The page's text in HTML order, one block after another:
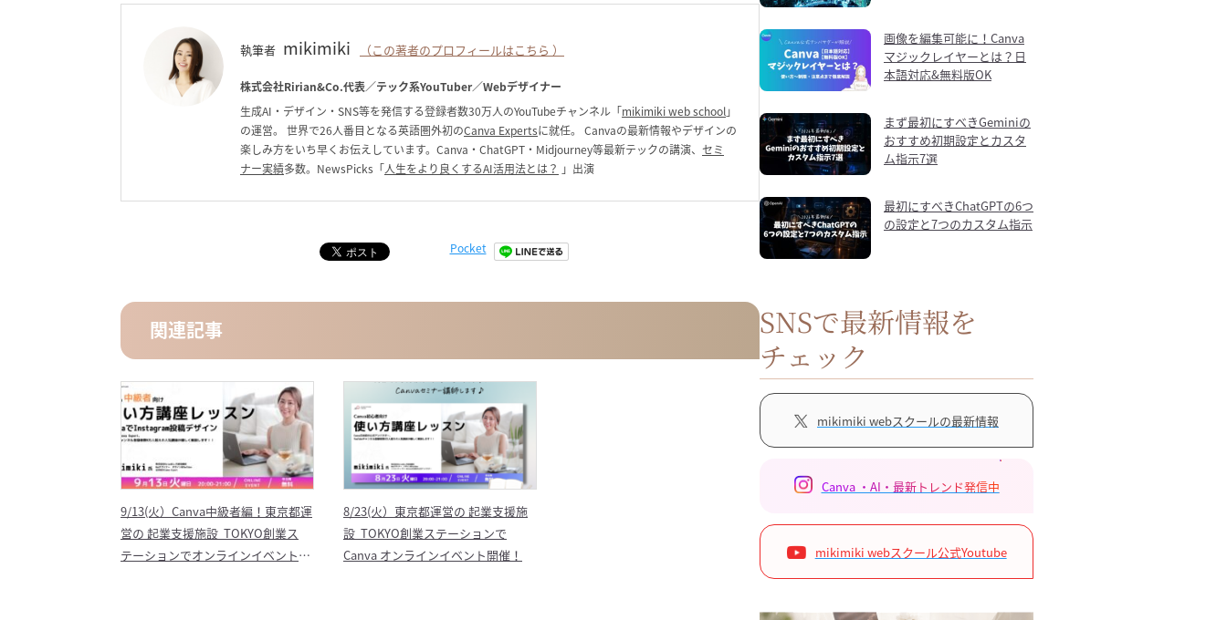
執筆者 mikimiki （この著者のプロフィールはこちら ）
株式会社Ririan&Co.代表／テック系YouTuber／Webデザイナー
生成AI・デザイン・SNS等を発信する登録者数30万人のYouTubeチャンネル「mikimiki web school」
の運営。 世界で26人番目となる英語圏外初のCanva Expertsに就任。 Canvaの最新情報やデザインの
楽しみ方をいち早くお伝えしています。Canva・ChatGPT・Midjourney等最新テックの講演、 セミ
ナー実績多数。NewsPicks「人生をより良くするAI活用法とは？ 」出演
Pocket
関連記事
9/13(火）Canva中級者編！東京都運
営の 起業支援施設 TOKYO創業ス
テーションでオンラインイベント開
8/23(火）東京都運営の 起業支援施
設 TOKYO創業ステーションで
Canva オンラインイベント開催！
画像を編集可能に！Canva
マジックレイヤーとは？日
本語対応&無料版OK
まず最初にすべきGeminiの
おすすめ初期設定とカスタ
ム指示7選
最初にすべきChatGPTの6つ
の設定と7つのカスタム指示
SNSで最新情報を
チェック
mikimiki webスクールの最新情報
Canva ・AI・最新トレンド発信中
mikimiki webスクール公式Youtube